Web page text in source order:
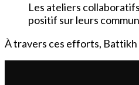
Les ateliers
positif sur leurs
À travers ces efforts,